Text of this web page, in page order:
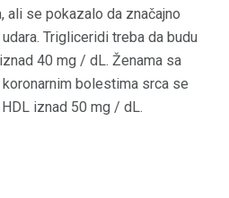
se pokazalo da značajno
Trigliceridi treba da budu
40 mg / dL. Ženama sa
bolestima srca se
iznad 50 mg / dL.